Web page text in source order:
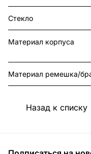
Стекло
Материал корпуса
Материал ремешка/
Назад к списку